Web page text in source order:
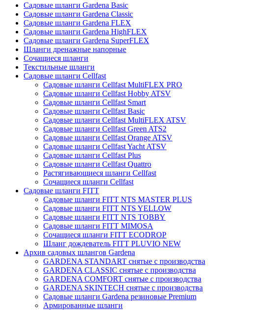
Садовые шланги Gardena Basic
Садовые шланги Gardena Classic
Садовые шланги Gardena FLEX
Садовые шланги Gardena HighFLEX
Садовые шланги Gardena SuperFLEX
Шланги дренажные напорные
Сочащиеся шланги
Текстильные шланги
Садовые шланги Cellfast
Садовые шланги Cellfast MultiFLEX PRO
Садовые шланги Cellfast Hobby ATSV
Садовые шланги Cellfast Smart
Садовые шланги Cellfast Basic
Садовые шланги Cellfast MultiFLEX ATSV
Садовые шланги Cellfast Green ATS2
Садовые шланги Cellfast Orange ATSV
Садовые шланги Cellfast Yacht ATSV
Садовые шланги Cellfast Plus
Садовые шланги Cellfast Quattro
Растягивающиеся шланги Cellfast
Сочащиеся шланги Cellfast
Садовые шланги FITT
Садовые шланги FITT NTS MASTER PLUS
Садовые шланги FITT NTS YELLOW
Садовые шланги FITT NTS TOBBY
Садовые шланги FITT MIMOSA
Сочащиеся шланги FITT ECODROP
Шланг дождеватель FITT PLUVIO NEW
Архив садовых шлангов Gardena
GARDENA STANDART снятые с производства
GARDENA CLASSIC снятые с производства
GARDENA COMFORT снятые с производства
GARDENA SKINTECH снятые с производства
Садовые шланги Gardena резиновые Premium
Армированные шланги